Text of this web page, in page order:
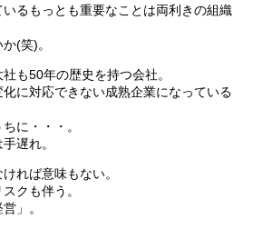
るもっとも重要なことは両利きの組織
(笑)。
も50年の歴史を持つ会社。
に対応できない成熟企業になっている
に・・・。
遅れ。
れば意味もない。
クも伴う。
」。